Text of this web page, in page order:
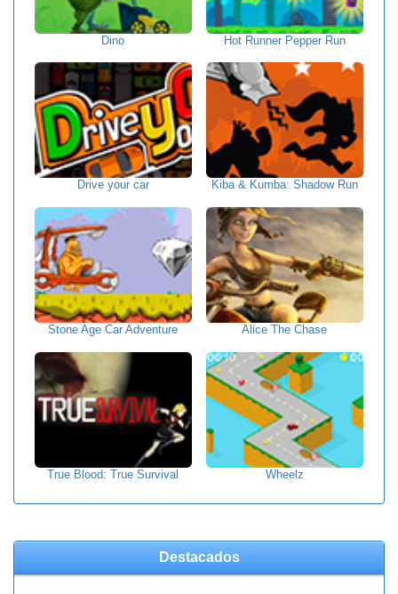
Dino Hot Runner Pepper Run
Drive your car Kiba & Kumba: Shadow Run
Stone Age Car Adventure Alice The Chase
True Blood: True Survival Wheelz
Destacados